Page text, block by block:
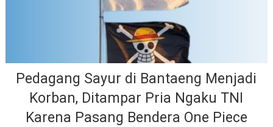
Pedagang Sayur di Bantaeng Menjadi
Korban, Ditampar Pria Ngaku TNI
Karena Pasang Bendera One Piece